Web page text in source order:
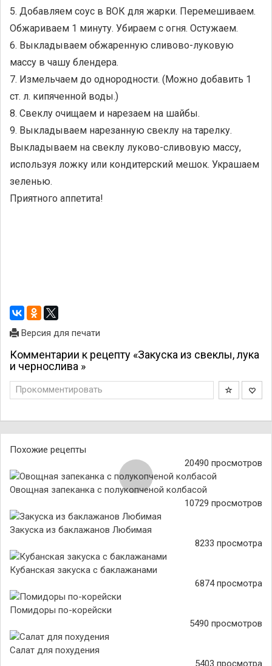
5. Добавляем соус в ВОК для жарки. Перемешиваем.
Обжариваем 1 минуту. Убираем с огня. Остужаем.
6. Выкладываем обжаренную сливово-луковую
массу в чашу блендера.
7. Измельчаем до однородности. (Можно добавить 1
ст. л. кипяченной воды.)
8. Свеклу очищаем и нарезаем на шайбы.
9. Выкладываем нарезанную свеклу на тарелку.
Выкладываем на свеклу луково-сливовую массу,
используя ложку или кондитерский мешок. Украшаем
зеленью.
Приятного аппетита!
Версия для печати
Комментарии к рецепту «Закуска из свеклы, лука
и чернослива »
Прокомментировать
Похожие рецепты
20490 просмотров
Овощная запеканка с полукопченой колбасой
10729 просмотров
Закуска из баклажанов Любимая
8233 просмотра
Кубанская закуска с баклажанами
6874 просмотра
Помидоры по-корейски
5490 просмотров
Салат для похудения
5403 просмотра